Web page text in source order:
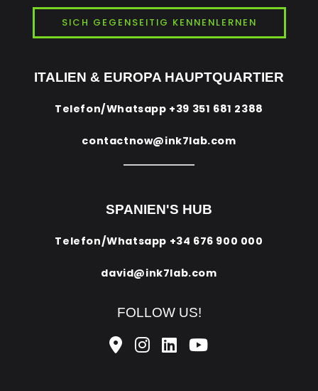
SICH GEGENSEITIG KENNENLERNEN
ITALIEN & EUROPA HAUPTQUARTIER
Telefon/Whatsapp +39 351 681 2388
contactnow@ink7lab.com
SPANIEN'S HUB
Telefon/Whatsapp +34 676 900 000
david@ink7lab.com
FOLLOW US!